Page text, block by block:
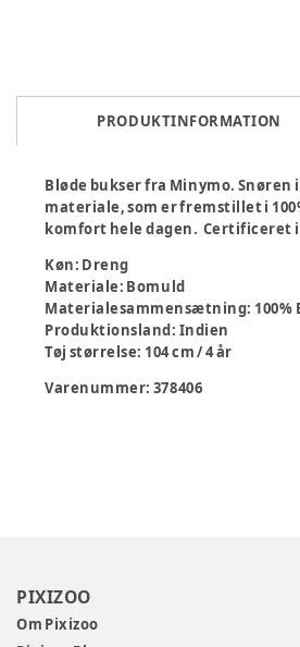
PRODUKTINFORMATION
Bløde bukser fra Minymo.
materiale, som er fremstillet i
komfort hele dagen. Certificeret i
Køn: Dreng
Materiale: Bomuld
Materialesammensætning: 100%
Produktionsland: Indien
Tøj størrelse: 104 cm / 4 år
Varenummer: 378406
PIXIZOO
Om Pixizoo